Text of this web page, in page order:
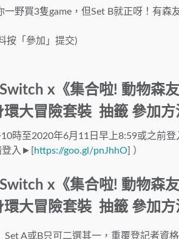
一野買3隻game，但Set B就正呀！有森
按「參加」提交)
x《集合啦! 動物森
大冒險套裝 抽籤 參加方
時至2020年6月11日早上8:59或之前登
登入►[
https://goo.gl/pnJhhO ] ）
x《集合啦! 動物森
大冒險套裝 抽籤 參加方
Set A或B只可二選其一，重覆登記者資